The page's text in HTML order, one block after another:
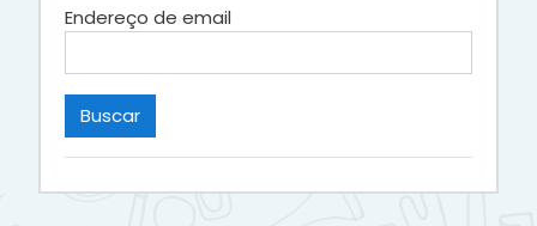
Endereço de email